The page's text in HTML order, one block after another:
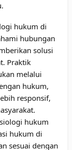
hukum di
hubungan
solusi
Praktik
melalui
hukum,
responsif,
hukum
hukum di
sesuai dengan